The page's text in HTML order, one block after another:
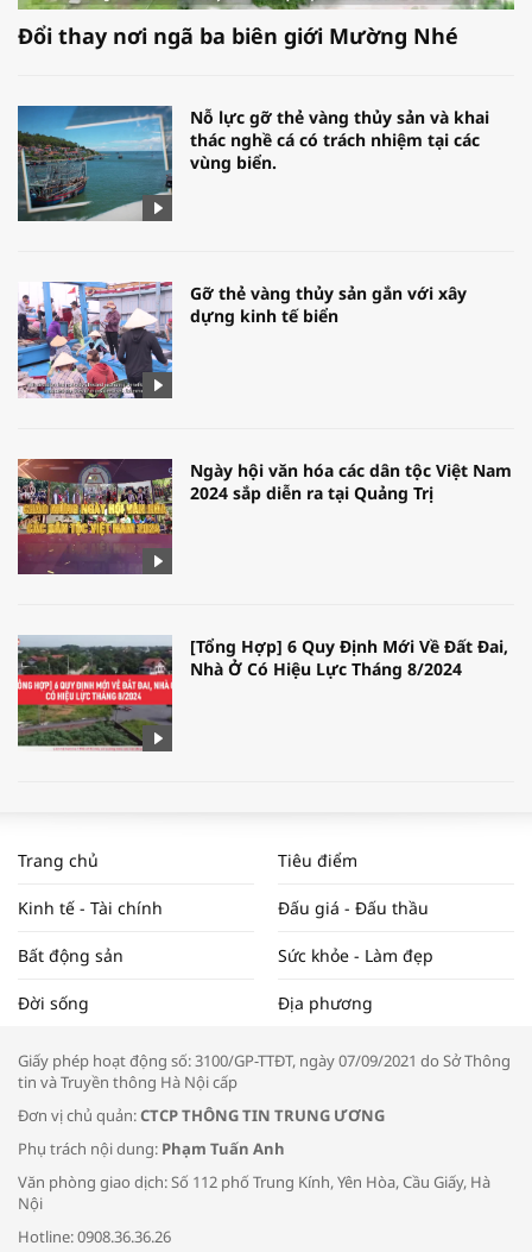
Đổi thay nơi ngã ba biên giới Mường Nhé
Nỗ lực gỡ thẻ vàng thủy sản và khai
thác nghề cá có trách nhiệm tại các
vùng biển.
Gỡ thẻ vàng thủy sản gắn với xây
dựng kinh tế biển
Ngày hội văn hóa các dân tộc Việt Nam
2024 sắp diễn ra tại Quảng Trị
[Tổng Hợp] 6 Quy Định Mới Về Đất Đai,
Nhà Ở Có Hiệu Lực Tháng 8/2024
NAM NĂM 2024 VÀ NĂM 2025 | NHỊP
ĐẬP THỊ TRƯỜNG #62
Tọa đàm “Xúc tiến thương mại: Khơi
Bác sĩ tư vấn cách phòng tránh bệnh
đường hô hấp trong thời tiết giao mùa
Trang chủ Tiêu điểm
Kinh tế - Tài chính Đấu giá - Đấu thầu
Bất động sản Sức khỏe - Làm đẹp
Đời sống Địa phương
Giấy phép hoạt động số: 3100/GP-TTĐT, ngày 07/09/2021 do Sở Thông
tin và Truyền thông Hà Nội cấp
Đơn vị chủ quản:CTCP THÔNG TIN TRUNG ƯƠNG
Phụ trách nội dung: Phạm Tuấn Anh
Văn phòng giao dịch: Số 112 phố Trung Kính, Yên Hòa, Cầu Giấy, Hà
Nội
Hotline: 0908.36.36.26